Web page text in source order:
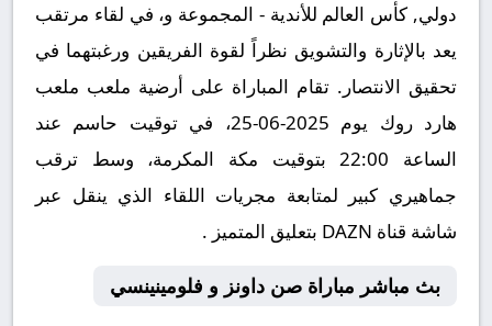
دولي, كأس العالم للأندية - المجموعة و، في لقاء مرتقب
يعد بالإثارة والتشويق نظراً لقوة الفريقين ورغبتهما في
تحقيق الانتصار. تقام المباراة على أرضية ملعب ملعب
هارد روك يوم 2025-06-25، في توقيت حاسم عند
الساعة 22:00 بتوقيت مكة المكرمة، وسط ترقب
جماهيري كبير لمتابعة مجريات اللقاء الذي ينقل عبر
شاشة قناة DAZN بتعليق المتميز .
بث مباشر مباراة صن داونز و فلومينينسي